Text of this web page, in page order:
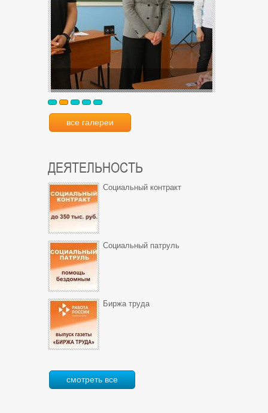
все галереи
ДЕЯТЕЛЬНОСТЬ
Социальный контракт
Социальный патруль
Биржа труда
смотреть все